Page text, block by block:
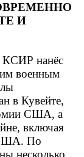
И
КСИР нанёс
военным
в Кувейте,
США, а
включая
По